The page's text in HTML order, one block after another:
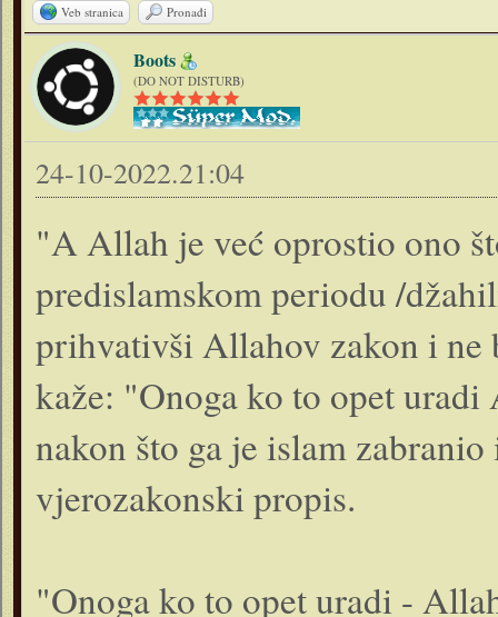
Veb stranica Pronađi
Boots
(DO NOT DISTURB)
24-10-2022.21:04
"A Allah je već oprostio ono
predislamskom periodu /
prihvativši Allahov zakon i
kaže: "Onoga ko to opet
nakon što ga je islam
vjerozakonski propis.
"Onoga ko to opet uradi -